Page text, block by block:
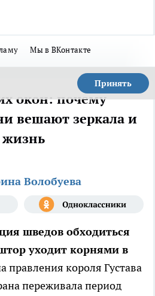
Мы в ВКонтакте
Принять
окон: почему
вешают зеркала и
жизнь
Волобуева
шведов обходиться
уходит корнями в
правления короля Густава
переживала период